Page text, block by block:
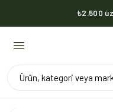
₺2.500
KVOX
Ürün, kategori veya